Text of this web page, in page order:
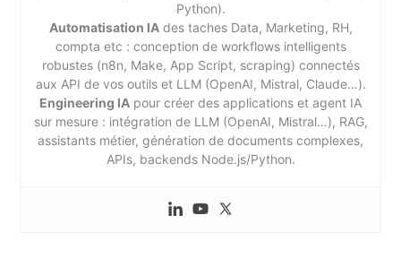
Python).
Automatisation IAdes taches Data, Marketing, RH,
compta etc : conception de workflows intelligents
robustes (n8n, Make, App Script, scraping) connectés
aux API de vos outils et LLM (OpenAI, Mistral, Claude…).
Engineering IA pour créer des applications et agent IA
sur mesure : intégration de LLM (OpenAI, Mistral…), RAG,
assistants métier, génération de documents complexes,
APIs, backends Node.js/Python.